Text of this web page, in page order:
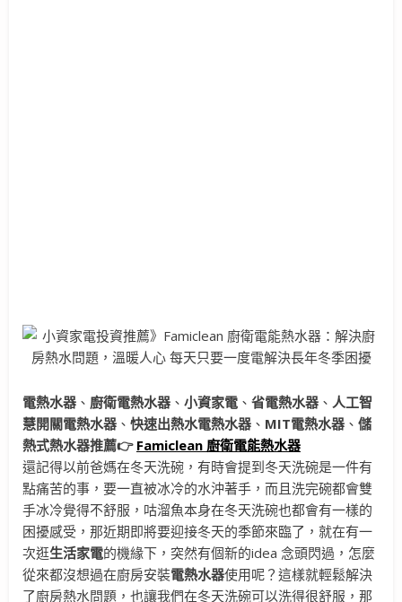
電熱水器 、 廚衛電熱水器 、 小資家電 、 省電熱水器 、 人工智
慧開關電熱水器 、 快速出熱水電熱水器 、 MIT電熱水器 、 儲
熱式熱水器推薦👉 Famiclean 廚衛電能熱水器
還記得以前爸媽在冬天洗碗，有時會提到冬天洗碗是一件有
點痛苦的事，要一直被冰冷的水沖著手，而且洗完碗都會雙
手冰冷覺得不舒服，咕溜魚本身在冬天洗碗也都會有一樣的
困擾感受，那近期即將要迎接冬天的季節來臨了，就在有一
次逛生活家電的機緣下，突然有個新的idea 念頭閃過，怎麼
從來都沒想過在廚房安裝電熱水器使用呢？這樣就輕鬆解決
了廚房熱水問題，也讓我們在冬天洗碗可以洗得很舒服，那